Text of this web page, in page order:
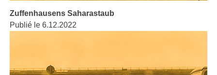
Zuffenhausens Saharastaub
Publié le 6.12.2022